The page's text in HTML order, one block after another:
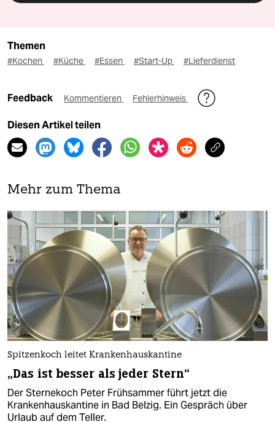
Themen
#Kochen #Küche #Essen #Start-Up #Lieferdienst
Feedback Kommentieren Fehlerhinweis
Diesen Artikel teilen
Mehr zum Thema
Spitzenkoch leitet Krankenhauskantine
„Das ist besser als jeder Stern“
Der Sternekoch Peter Frühsammer führt jetzt die
Krankenhauskantine in Bad Belzig. Ein Gespräch über
Urlaub auf dem Teller.